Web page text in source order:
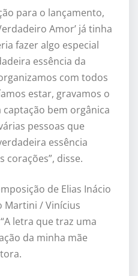
para o lançamento,
Amor’ já tinha
fazer algo especial
essência da
com todos
estar, gravamos o
captação bem orgânica
pessoas que
essência
corações”, disse.
de Elias Inácio
Martini / Vinícius
letra que traz uma
da minha mãe